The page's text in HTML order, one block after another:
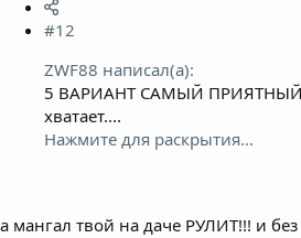
#12
ZWF88 написал(а):
5 ВАРИАНТ САМЫЙ
хватает....
Нажмите для раскрытия...
а мангал твой на даче РУЛИТ!!! и